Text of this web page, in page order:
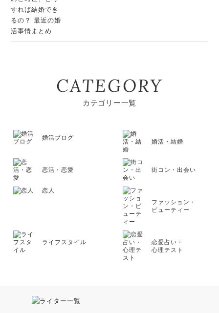
CATEGORY
カテゴリー一覧
婚活ブログ
婚活・結婚
恋活・恋愛 街コン・出会い
恋人
ファッション・
ビューティー
ライフスタイル
恋愛占い・
心理テスト